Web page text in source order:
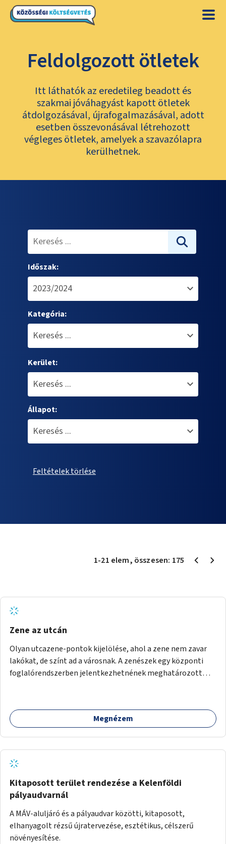
Feldolgozott ötletek
Itt láthatók az eredetileg beadott és
szakmai jóváhagyást kapott ötletek
átdolgozásával, újrafogalmazásával, adott
esetben összevonásával létrehozott
végleges ötletek, amelyek a szavazólapra
kerülhetnek.
Időszak:
Kategória:
Kerület:
Állapot:
Feltételek törlése
1-21 elem, összesen: 175
Zene az utcán
Olyan utcazene-pontok kijelölése, ahol a zene nem zavar
lakókat, de színt ad a városnak. A zenészek egy központi
foglalórendszerben jelentkezhetnének meghatározott
Megnézem
Kitaposott terület rendezése a Kelenföldi
pályaudvarnál
A MÁV-aluljáró és a pályaudvar közötti, kitaposott,
elhanyagolt rézsű újratervezése, esztétikus, célszerű
növényesítése.